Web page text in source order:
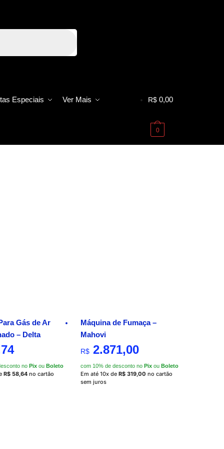
Especiais Ver Mais R$0,00
0
Gás de Ar
– Delta
noPix ouBoleto
R$ 58,64 no cartão
Máquina de Fumaça –
Mahovi
R$ 2.871,00
com 10% de desconto noPix ouBoleto
Em até 10x deR$ 319,00 no cartão
sem juros